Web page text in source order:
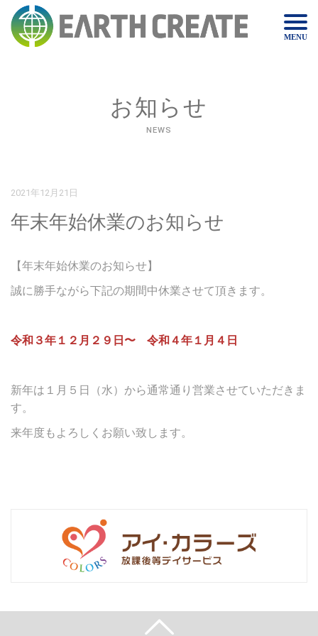
MENU
お知らせ
NEWS
年末年始休業のお知らせ
2021年12月21日
【年末年始休業のお知らせ】
誠に勝手ながら下記の期間中休業させて頂きます。
令和３年１２月２９日〜 令和４年１月４日
新年は１月５日（水）から通常通り営業させていただきま
す。
来年度もよろしくお願い致します。